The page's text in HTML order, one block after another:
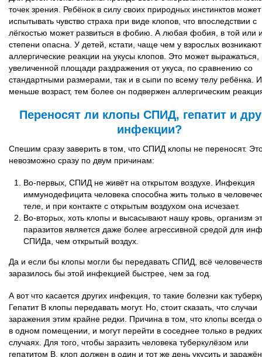
точек зрения. Ребёнок в силу своих природных инстинктов может
испытывать чувство страха при виде клопов, что впоследствии с
лёгкостью может развиться в фобию. А любая фобия, в той или
степени опасна. У детей, кстати, чаще чем у взрослых возникают
аллергические реакции на укусы клопов. Это может выражаться,
увеличенной площади раздражения от укуса, по сравнению со
стандартными размерами, так и в сыпи по всему телу ребёнка.
меньше возраст, тем более он подвержен аллергическим
Переносят ли клопы СПИД, гепатит и
инфекции?
Спешим сразу заверить в том, что СПИД клопы не переносят.
невозможно сразу по двум причинам:
Во-первых, СПИД не живёт на открытом воздухе. Инфекция
иммунодефицита человека способна жить только в
теле, и при контакте с открытым воздухом она исчезает.
Во-вторых, хоть клопы и высасывают нашу кровь, организм
паразитов является даже более агрессивной средой для
СПИДа, чем открытый воздух.
Да и если бы клопы могли бы передавать СПИД, всё
заразилось бы этой инфекцией быстрее, чем за год.
А вот что касается других инфекция, то такие болезни как
Гепатит B клопы передавать могут. Но, стоит сказать, что случаи
заражения этим крайне редки. Причина в том, что клопы всегда
в одном помещении, и могут перейти в соседнее только в редких
случаях. Для того, чтобы заразить человека туберкулёзом или
гепатитом В, клоп должен в один и тот же день укусить и